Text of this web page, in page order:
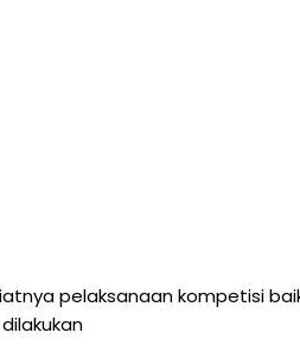
pelaksanaan kompetisi